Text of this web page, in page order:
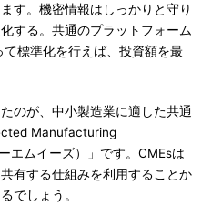
す。機密情報はしっかりと守り
する。共通のプラットフォーム
標準化を行えば、投資額を最
のが、中小製造業に適した共通
Manufacturing
エムイーズ）」です。CMEsは
有する仕組みを利用することか
でしょう。